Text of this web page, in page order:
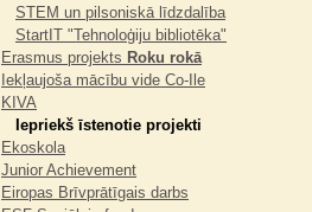
STEM un pilsoniskā līdzdalība
StartIT "Tehnoloģiju bibliotēka"
Erasmus projekts Roku rokā
Iekļaujoša mācību vide Co-Ile
KIVA
Iepriekš īstenotie projekti
Ekoskola
Junior Achievement
Eiropas Brīvprātīgais darbs